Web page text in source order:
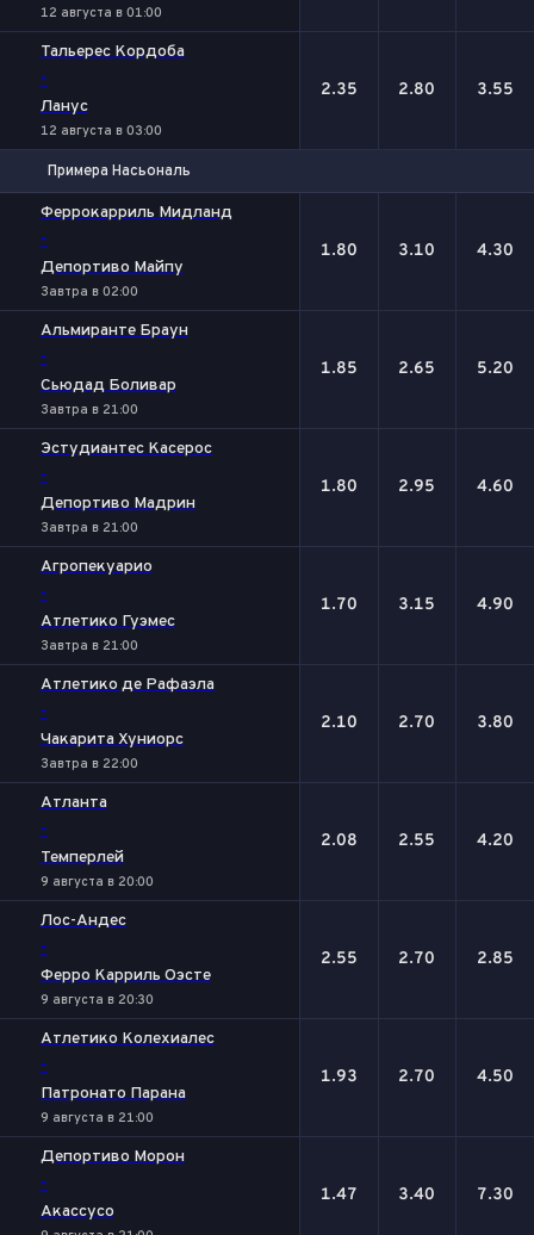
12 августа в 01:00
Тальерес Кордоба
-
Ланус
12 августа в 03:00
2.35 2.80 3.55
Примера Насьональ
Феррокарриль Мидланд
-
Депортиво Майпу
Завтра в 02:00
1.80 3.10 4.30
Альмиранте Браун
-
Сьюдад Боливар
Завтра в 21:00
1.85 2.65 5.20
Эстудиантес Касерос
-
Депортиво Мадрин
Завтра в 21:00
1.80 2.95 4.60
Агропекуарио
-
Атлетико Гуэмес
Завтра в 21:00
1.70 3.15 4.90
Атлетико де Рафаэла
-
Чакарита Хуниорс
Завтра в 22:00
2.10 2.70 3.80
Атланта
-
Темперлей
9 августа в 20:00
2.08 2.55 4.20
Лос-Андес
-
Ферро Карриль Оэсте
9 августа в 20:30
2.55 2.70 2.85
Атлетико Колехиалес
-
Патронато Парана
9 августа в 21:00
1.93 2.70 4.50
Депортиво Морон
-
Акассусо
1.47 3.40 7.30